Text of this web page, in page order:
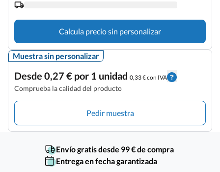
Calcula precio sin personalizar
Muestra sin personalizar
Desde 0,27 € por 1 unidad 0,33 € con IVA
Comprueba la calidad del producto
Pedir muestra
Envío gratis desde 99 € de compra
Entrega en fecha garantizada